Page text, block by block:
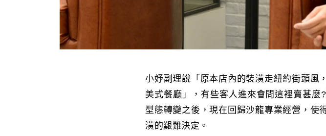
小妤副理說「原本店內的裝潢走紐約街頭風
美式餐廳」，有些客人進來會問這裡賣甚
型態轉變之後，現在回歸沙龍專業經營，使
潢的艱難決定。